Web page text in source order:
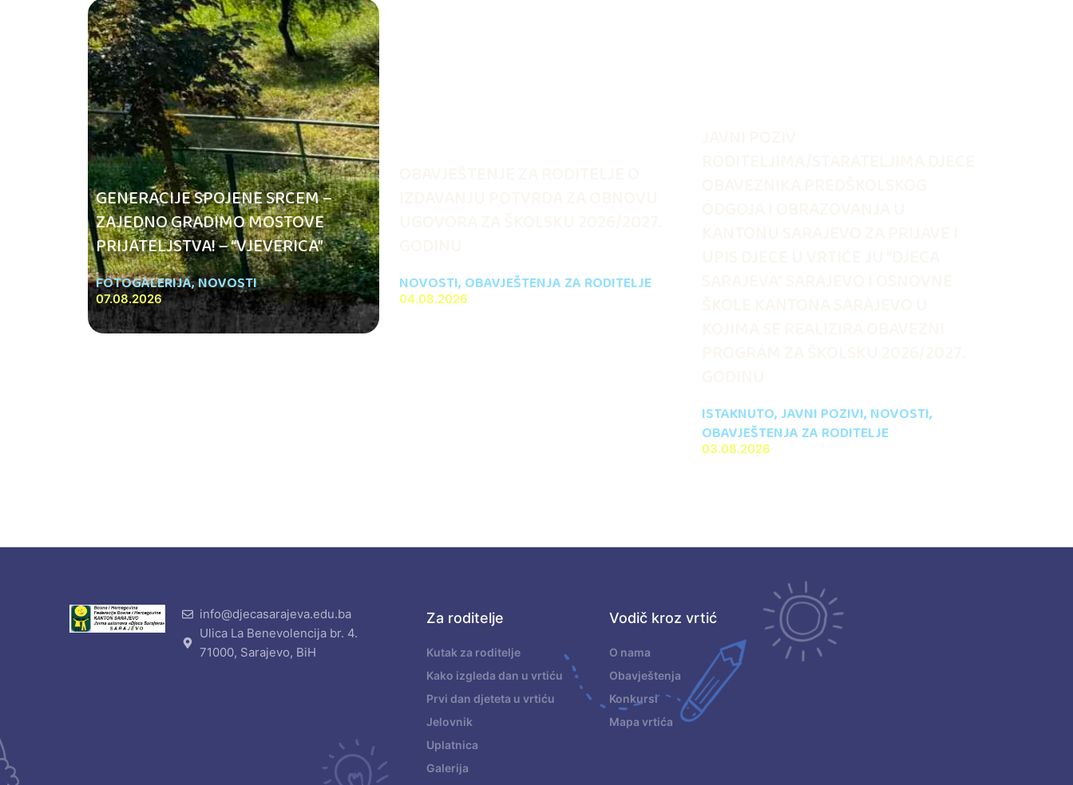
GENERACIJE SPOJENE SRCEM –
ZAJEDNO GRADIMO MOSTOVE
PRIJATELJSTVA! – “VJEVERICA”
FOTOGALERIJA,NOVOSTI
07.08.2026
NOVOSTI, OBAVJEŠTENJA ZA RODITELJE
04.08.2026
ISTAKNUTO, JAVNI POZIVI, NOVOSTI,
OBAVJEŠTENJA ZA RODITELJE
03.08.2026
info@djecasarajeva.edu.ba
Ulica La Benevolencija br. 4.
71000, Sarajevo, BiH
Za roditelje
Kutak za roditelje
Kako izgleda dan u vrtiću
Prvi dan djeteta u vrtiću
Jelovnik
Uplatnica
Galerija
Vodič kroz vrtić
O nama
Obavještenja
Konkursi
Mapa vrtića